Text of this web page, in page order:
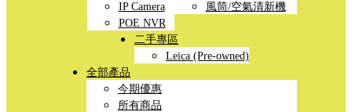
IP Camera
POE NVR
風筒/空氣清新機
二手專區
Leica (Pre-owned)
全部產品
今期優惠
所有商品